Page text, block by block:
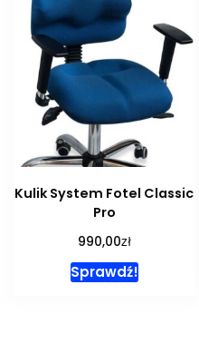
Kulik System Fotel Classic
Pro
990,00zł
Sprawdź!